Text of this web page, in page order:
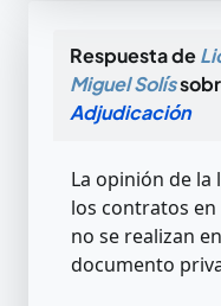
Respuesta de
Miguel Solís
Adjudicación
La opinión de la
los contratos
no se realizan
documento